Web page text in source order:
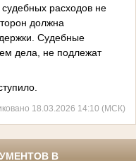
расходов не
должна
Судебные
дела, не подлежат
18.03.2026 14:10 (МСК)
В